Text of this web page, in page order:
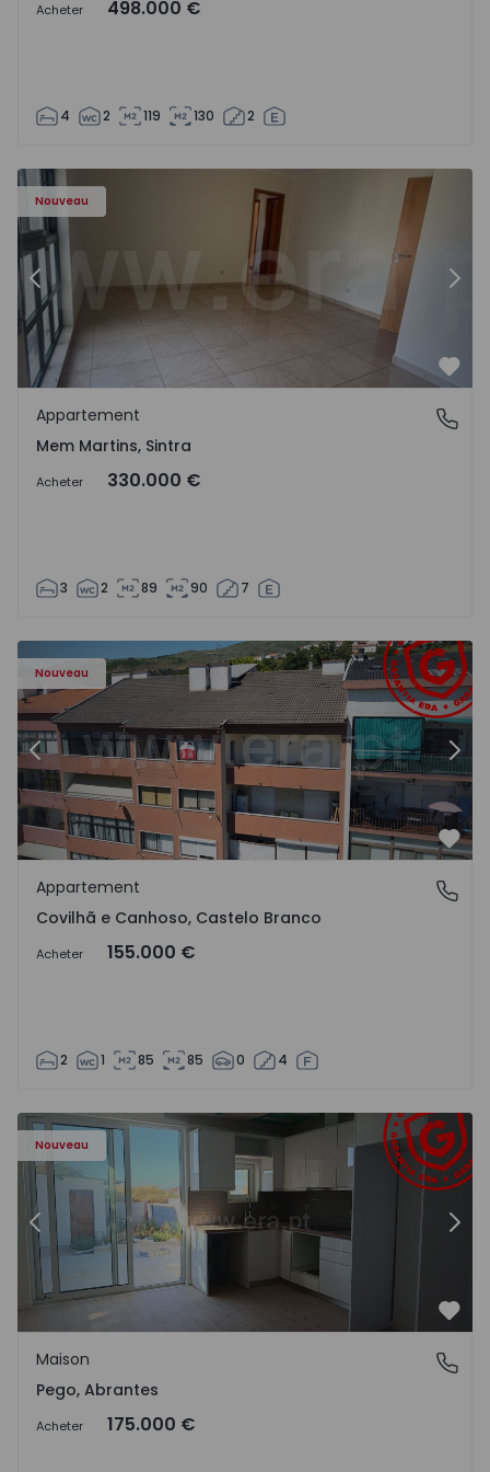
Acheter 498.000 €
4 2 119 130 2
Nouveau
- 15
Appartement T3 Sintra, Algueirão-Mem Martins -
Précédent
Mem Martins, Sintra
Appartement
Mem Martins, Sintra
Acheter 330.000 €
3 2 89 90 7
Nouveau
- 18
Appartement T2 Covilhã, Covilhã e Canhoso - 1497806 -
Précédent
Covilhã e Canhoso, Castelo Branco
Appartement
Covilhã e Canhoso, Castelo Branco
Acheter 155.000 €
2 1 85 85 0 4
Nouveau
Maison T2 Abrantes, Pego - 1575171 - 9
Précédent
Pego, Abrantes
Maison
Pego, Abrantes
Acheter 175.000 €